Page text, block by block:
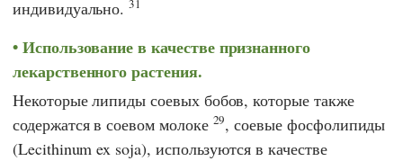
индивидуально.31
Использование в качестве признанного
лекарственного растения.
Некоторые липиды соевых бобов, которые также
содержатся в соевом молоке 29, соевые фосфолипиды
(Lecithinum ex soja), используются в качестве